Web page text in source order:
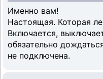
Именно вам!
Настоящая. Которая
Включается,
обязательно
не подключена.